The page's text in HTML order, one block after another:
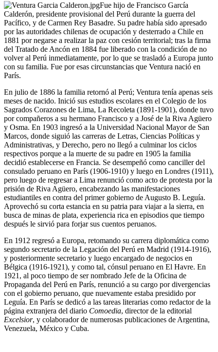
Fue hijo de Francisco García
Calderón, presidente provisional del Perú durante la guerra del
Pacífico, y de Carmen Rey Basadre. Su padre había sido apresado
por las autoridades chilenas de ocupación y desterrado a Chile en
1881 por negarse a realizar la paz con cesión territorial; tras la firma
del Tratado de Ancón en 1884 fue liberado con la condición de no
volver al Perú inmediatamente, por lo que se trasladó a Europa junto
con su familia. Fue por esas circunstancias que Ventura nació en
París.
En julio de 1886 la familia retornó al Perú; Ventura tenía apenas seis
meses de nacido. Inició sus estudios escolares en el Colegio de los
Sagrados Corazones de Lima, La Recoleta (1891-1901), donde tuvo
por compañeros a su hermano Francisco y a José de la Riva Agüero
y Osma. En 1903 ingresó a la Universidad Nacional Mayor de San
Marcos, donde siguió las carreras de Letras, Ciencias Políticas y
Administrativas, y Derecho, pero no llegó a culminar los ciclos
respectivos porque a la muerte de su padre en 1905 la familia
decidió establecerse en Francia. Se desempeñó como canciller del
consulado peruano en París (1906-1910) y luego en Londres (1911),
pero luego de regresar a Lima renunció como acto de protesta por la
prisión de Riva Agüero, encabezando las manifestaciones
estudiantiles en contra del primer gobierno de Augusto B. Leguía.
Aprovechó su corta estancia en su patria para viajar a la sierra, en
busca de minas de plata, experiencia rica en episodios que tiempo
después le sirvió para forjar sus cuentos peruanos.
En 1912 regresó a Europa, retomando su carrera diplomática como
segundo secretario de la Legación del Perú en Madrid (1914-1916),
y posteriormente secretario y luego encargado de negocios en
Bélgica (1916-1921), y como tal, cónsul peruano en El Havre. En
1921, al poco tiempo de ser nombrado Jefe de la Oficina de
Propaganda del Perú en París, renunció a su cargo por divergencias
con el gobierno peruano, que nuevamente estaba presidido por
Leguía. En París se dedicó a las tareas literarias como redactor de la
página extranjera del diario Comoedia, director de la editorial
Excelsior, y colaborador de numerosas publicaciones de Argentina,
Venezuela, México y Cuba.